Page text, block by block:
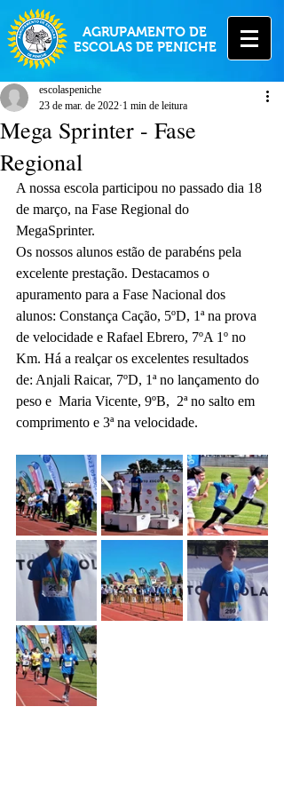
AGRUPAMENTO DE
ESCOLAS DE PENICHE
Mega Sprinter - Fase
Regional
escolaspeniche
23 de mar. de 2022 1 min de leitura
A nossa escola participou no passado dia 18
de março, na Fase Regional do
MegaSprinter.
Os nossos alunos estão de parabéns pela
excelente prestação. Destacamos o
apuramento para a Fase Nacional dos
alunos: Constança Cação, 5ºD, 1ª na prova
de velocidade e Rafael Ebrero, 7ºA 1º no
Km. Há a realçar os excelentes resultados
de: Anjali Raicar, 7ºD, 1ª no lançamento do
peso e  Maria Vicente, 9ºB,  2ª no salto em
comprimento e 3ª na velocidade.